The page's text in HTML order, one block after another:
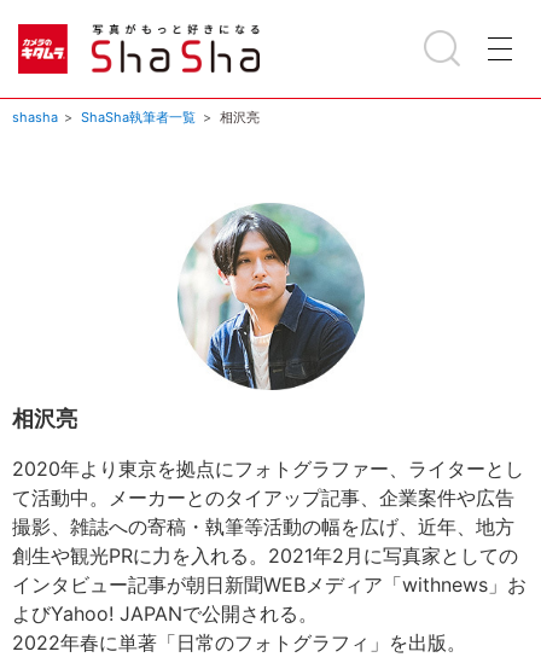
shasha ShaSha執筆者一覧 相沢亮
相沢亮
2020年より東京を拠点にフォトグラファー、ライターとし
て活動中。メーカーとのタイアップ記事、企業案件や広告
撮影、雑誌への寄稿・執筆等活動の幅を広げ、近年、地方
創生や観光PRに力を入れる。2021年2月に写真家としての
インタビュー記事が朝日新聞WEBメディア「withnews」お
よびYahoo! JAPANで公開される。
2022年春に単著「日常のフォトグラフィ」を出版。